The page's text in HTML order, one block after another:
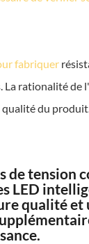
fabriquer
rationalité de
du produit.
de tension
LED
qualité et